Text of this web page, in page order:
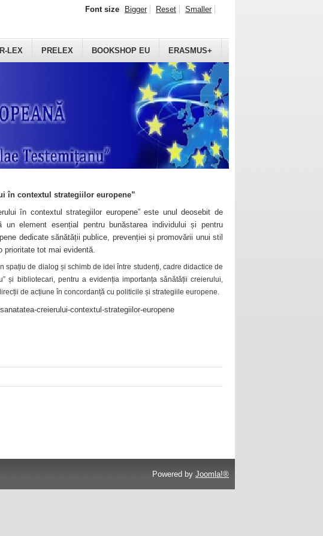
LEX PRELEX BOOKSHOP EU ERASMUS+
Font size Bigger Reset Smaller
în contextul strategiilor europene”
în contextul strategiilor europene” este unul deosebit de
element esențial pentru bunăstarea individului și pentru
dedicate sănătății publice, prevenției și promovării unui stil
prioritate tot mai evidentă.
spațiu de dialog și schimb de idei între studenți, cadre didactice de
și bibliotecari, pentru a evidenția importanța sănătății creierului,
de acțiune în concordanță cu politicile și strategiile europene.
creierului-contextul-strategiilor-europene
Powered by Joomla!®